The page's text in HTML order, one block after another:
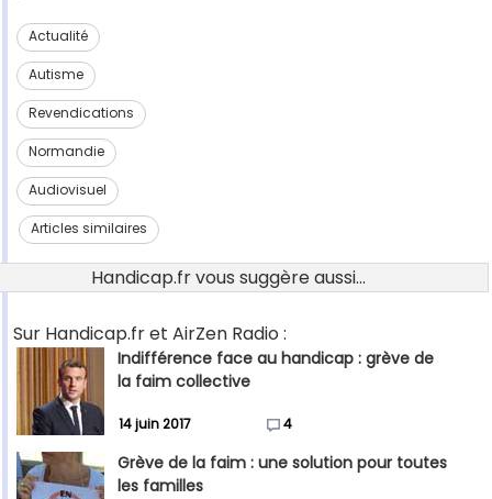
Actualité
Autisme
Revendications
Normandie
Audiovisuel
Articles similaires
Handicap.fr vous suggère aussi...
Sur Handicap.fr et AirZen Radio :
Indifférence face au handicap : grève de
la faim collective
14 juin 2017 4
Grève de la faim : une solution pour toutes
les familles